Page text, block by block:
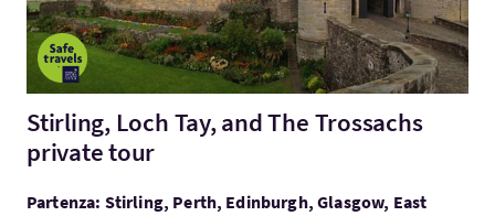
Stirling, Loch Tay, and The Trossachs
private tour
Partenza: Stirling, Perth, Edinburgh, Glasgow, East